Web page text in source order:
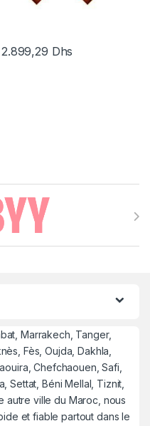
2.899,29 Dhs
Marrakech, Tanger,
Fès, Oujda, Dakhla,
Chefchaouen, Safi,
Settat, Béni Mellal, Tiznit,
autre ville du Maroc, nous
et fiable partout dans le